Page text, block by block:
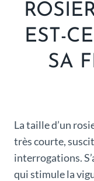
EST-
SA
La taille d’un
très courte,
interrogations.
qui stimule la